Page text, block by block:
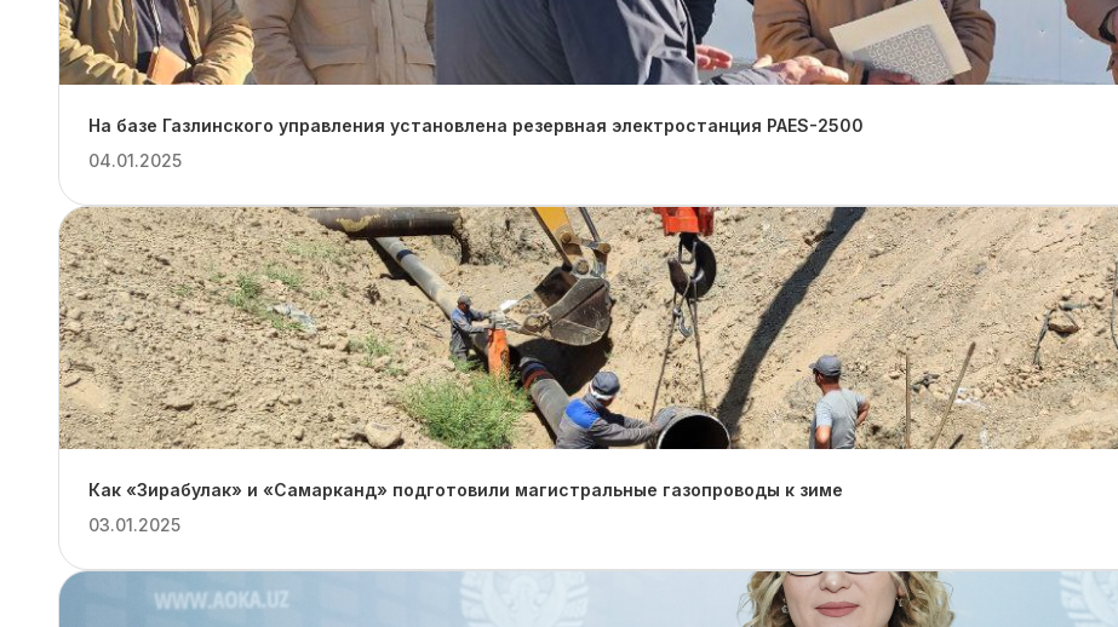
На базе Газлинского управления установлена резервная электростанция PAES-2500
04.01.2025
Как «Зирабулак» и «Самарканд» подготовили магистральные газопроводы к зиме
03.01.2025